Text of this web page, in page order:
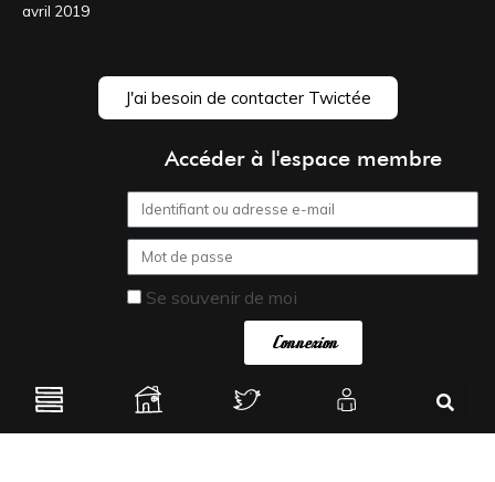
avril 2019
J'ai besoin de contacter Twictée
Accéder à l'espace membre
Se souvenir de moi
Connexion
Mot de passe perdu ?
Mentions légales–Politique de confidentialité